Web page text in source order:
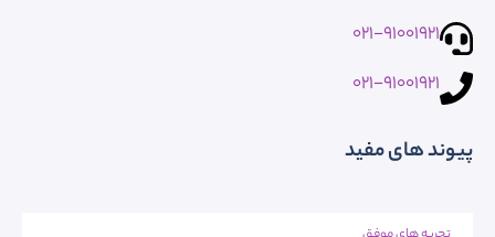
021-91001921
021-91001921
پیوند های مفید